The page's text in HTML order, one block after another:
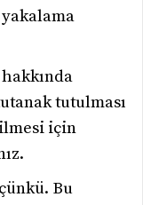
yakalama
tutulması
için
Bu